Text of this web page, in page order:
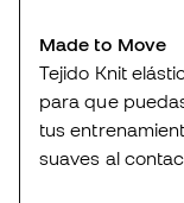
Made to Move
Tejido Knit
para que
tus
suaves al